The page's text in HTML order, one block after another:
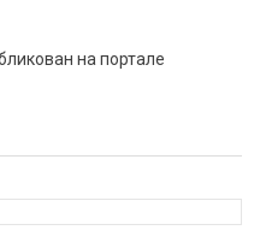
на портале